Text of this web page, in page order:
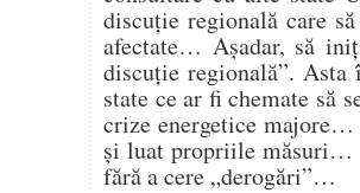
discuție regională care
afectate… Așadar, să
discuție regională”.
state ce ar fi chemate să
crize energetice
și luat propriile măsuri…
fără a cere „derogări”…